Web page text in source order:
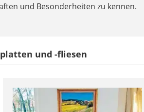
und Besonderheiten zu kennen.
und -fliesen